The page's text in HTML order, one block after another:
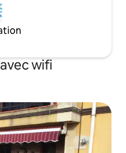
wifi